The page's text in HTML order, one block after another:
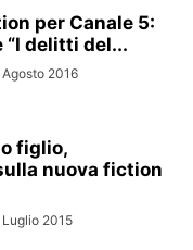
per Canale 5:
“I delitti del...
Agosto 2016
figlio,
nuova fiction
Luglio 2015